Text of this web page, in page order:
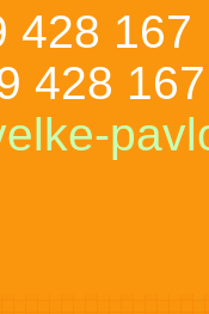
428 167
428 167